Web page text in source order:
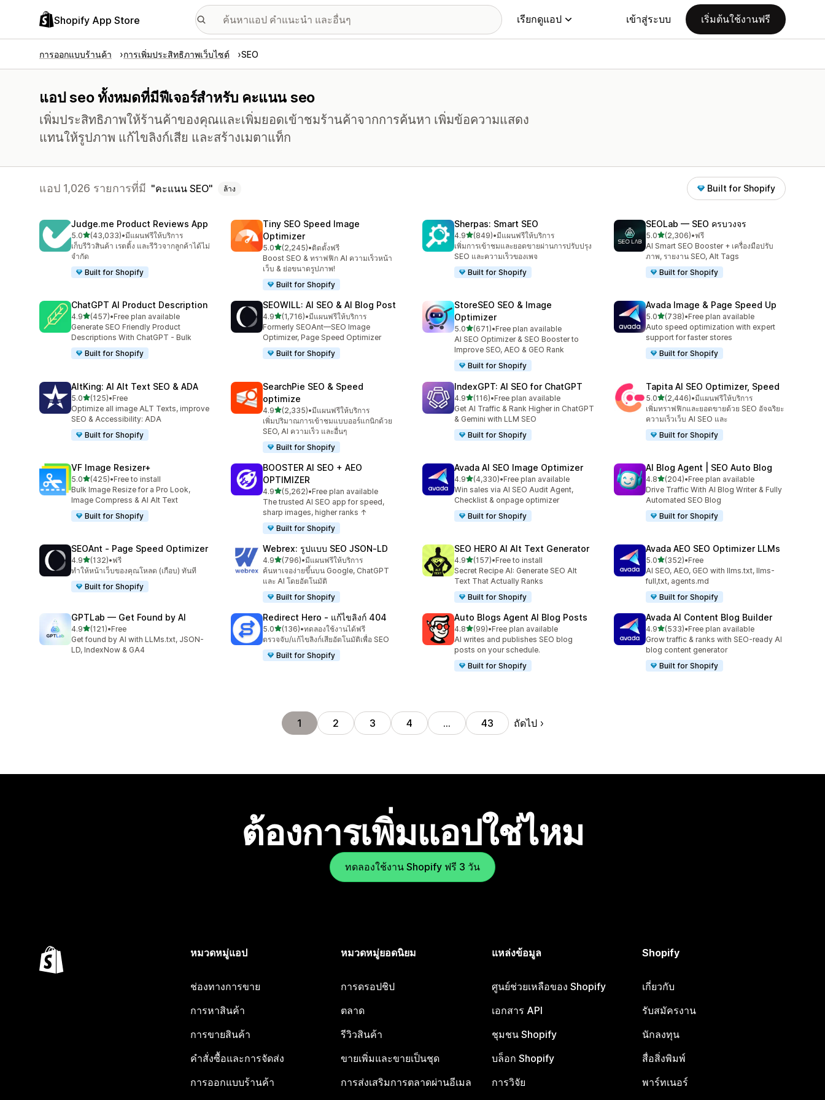
Shopify App Store เรียกดูแอป เข้าสู่ระบบ เริ่มต้นใช้งานฟรี
การออกแบบร้านค้า การเพิ่มประสิทธิภาพเว็บไซต์ SEO
แอป seo ทั้งหมดที่มีฟีเจอร์สำหรับ คะแนน seo
เพิ่มประสิทธิภาพให้ร้านค้าของคุณและเพิ่มยอดเข้าชมร้านค้าจากการค้นหา เพิ่มข้อความแสดง
แทนให้รูปภาพ แก้ไขลิงก์เสีย และสร้างเมตาแท็ก
แอป 1,026 รายการที่มี คะแนน SEO ล้าง Built for Shopify
Judge.me Product Reviews App
5.0เต็ม 5 ดาว
(43,033)
ทั้งหมด 43033 รีวิว
•มีแผนฟรีให้บริการ
เก็บรีวิวสินค้า เรตติ้ง และรีวิวจากลูกค้าได้ไม่
จำกัด
Built for Shopify
Tiny SEO Speed Image
Optimizer
5.0เต็ม 5 ดาว
(2,245)
ทั้งหมด 2245 รีวิว
•ติดตั้งฟรี
Boost SEO & ทราฟฟิก AI ความเร็วหน้า
เว็บ & ย่อขนาดรูปภาพ!
Built for Shopify
Sherpas: Smart SEO
4.9เต็ม 5 ดาว
(849)
ทั้งหมด 849 รีวิว
•มีแผนฟรีให้บริการ
เพิ่มการเข้าชมและยอดขายผ่านการปรับปรุง
SEO และความเร็วของเพจ
Built for Shopify
SEOLab — SEO ครบวงจร
5.0เต็ม 5 ดาว
(2,306)
ทั้งหมด 2306 รีวิว
•ฟรี
AI Smart SEO Booster + เครื่องมือปรับ
ภาพ, รายงาน SEO, Alt Tags
Built for Shopify
ChatGPT AI Product Description
4.9เต็ม 5 ดาว
(457)
ทั้งหมด 457 รีวิว
•Free plan available
Generate SEO Friendly Product
Descriptions With ChatGPT - Bulk
Built for Shopify
SEOWILL: AI SEO & AI Blog Post
4.9เต็ม 5 ดาว
(1,716)
ทั้งหมด 1716 รีวิว
•มีแผนฟรีให้บริการ
Formerly SEOAnt—SEO Image
Optimizer, Page Speed Optimizer
Built for Shopify
StoreSEO SEO & Image
Optimizer
5.0เต็ม 5 ดาว
(671)
ทั้งหมด 671 รีวิว
•Free plan available
AI SEO Optimizer & SEO Booster to
Improve SEO, AEO & GEO Rank
Built for Shopify
Avada Image & Page Speed Up
5.0เต็ม 5 ดาว
(738)
ทั้งหมด 738 รีวิว
•Free plan available
Auto speed optimization with expert
support for faster stores
Built for Shopify
AltKing: AI Alt Text SEO & ADA
5.0เต็ม 5 ดาว
(125)
ทั้งหมด 125 รีวิว
•Free
Optimize all image ALT Texts, improve
SEO & Accessibility: ADA
Built for Shopify
SearchPie SEO & Speed
optimize
4.9เต็ม 5 ดาว
(2,335)
ทั้งหมด 2335 รีวิว
•มีแผนฟรีให้บริการ
เพิ่มปริมาณการเข้าชมแบบออร์แกนิกด้วย
SEO, AI ความเร็ว และอื่นๆ
Built for Shopify
IndexGPT: AI SEO for ChatGPT
4.9เต็ม 5 ดาว
(116)
ทั้งหมด 116 รีวิว
•Free plan available
Get AI Traffic & Rank Higher in ChatGPT
& Gemini with LLM SEO
Built for Shopify
Tapita AI SEO Optimizer, Speed
5.0เต็ม 5 ดาว
(2,446)
ทั้งหมด 2446 รีวิว
•มีแผนฟรีให้บริการ
เพิ่มทราฟฟิกและยอดขายด้วย SEO อัจฉริยะ
ความเร็วเว็บ AI SEO และ
Built for Shopify
VF Image Resizer+
5.0เต็ม 5 ดาว
(425)
ทั้งหมด 425 รีวิว
•Free to install
Bulk Image Resize for a Pro Look,
Image Compress & AI Alt Text
Built for Shopify
BOOSTER AI SEO + AEO
OPTIMIZER
4.9เต็ม 5 ดาว
(5,262)
ทั้งหมด 5262 รีวิว
•Free plan available
The trusted AI SEO app for speed,
sharp images, higher ranks ↑
Built for Shopify
Avada AI SEO Image Optimizer
4.9เต็ม 5 ดาว
(4,330)
ทั้งหมด 4330 รีวิว
•Free plan available
Win sales via AI SEO Audit Agent,
Checklist & onpage optimizer
Built for Shopify
AI Blog Agent | SEO Auto Blog
4.8เต็ม 5 ดาว
(204)
ทั้งหมด 204 รีวิว
•Free plan available
Drive Traffic With AI Blog Writer & Fully
Automated SEO Blog
Built for Shopify
SEOAnt ‑ Page Speed Optimizer
4.9เต็ม 5 ดาว
(132)
ทั้งหมด 132 รีวิว
•ฟรี
ทำให้หน้าเว็บของคุณโหลด (เกือบ) ทันที
Built for Shopify
Webrex: รูปแบบ SEO JSON‑LD
4.9เต็ม 5 ดาว
(796)
ทั้งหมด 796 รีวิว
•มีแผนฟรีให้บริการ
ค้นหาเจอง่ายขึ้นบน Google, ChatGPT
และ AI โดยอัตโนมัติ
Built for Shopify
SEO HERO AI Alt Text Generator
4.9เต็ม 5 ดาว
(157)
ทั้งหมด 157 รีวิว
•Free to install
Secret Recipe AI: Generate SEO Alt
Text That Actually Ranks
Built for Shopify
Avada AEO SEO Optimizer LLMs
5.0เต็ม 5 ดาว
(352)
ทั้งหมด 352 รีวิว
•Free
AI SEO, AEO, GEO with llms.txt, llms-
full,txt, agents.md
Built for Shopify
GPTLab — Get Found by AI
4.9เต็ม 5 ดาว
(121)
ทั้งหมด 121 รีวิว
•Free
Get found by AI with LLMs.txt, JSON-
LD, IndexNow & GA4
Redirect Hero ‑ แก้ไขลิงก์ 404
5.0เต็ม 5 ดาว
(136)
ทั้งหมด 136 รีวิว
•ทดลองใช้งานได้ฟรี
ตรวจจับ/แก้ไขลิงก์เสียอัตโนมัติเพื่อ SEO
Built for Shopify
Auto Blogs Agent AI Blog Posts
4.8เต็ม 5 ดาว
(99)
ทั้งหมด 99 รีวิว
•Free plan available
AI writes and publishes SEO blog
posts on your schedule.
Built for Shopify
Avada AI Content Blog Builder
4.9เต็ม 5 ดาว
(533)
ทั้งหมด 533 รีวิว
•Free plan available
Grow traffic & ranks with SEO-ready AI
blog content generator
Built for Shopify
1 2 3 4 … 43 ถัดไป
ต้องการเพิ่มแอปใช่ไหม
ทดลองใช้งาน Shopify ฟรี 3 วัน
หมวดหมู่แอป
ช่องทางการขาย
การหาสินค้า
การขายสินค้า
คำสั่งซื้อและการจัดส่ง
การออกแบบร้านค้า
หมวดหมู่ยอดนิยม
การดรอปชิป
ตลาด
รีวิวสินค้า
ขายเพิ่มและขายเป็นชุด
การส่งเสริมการตลาดผ่านอีเมล
แหล่งข้อมูล
ศูนย์ช่วยเหลือของ Shopify
เอกสาร API
ชุมชน Shopify
บล็อก Shopify
การวิจัย
Shopify
เกี่ยวกับ
รับสมัครงาน
นักลงทุน
สื่อสิ่งพิมพ์
พาร์ทเนอร์